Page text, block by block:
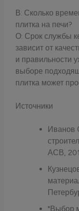
В: Сколько
плитка на печи?
О: Срок службы
зависит от
и правильности
выборе
плитка может
Источники
Иванов
АСВ,
"Выбор